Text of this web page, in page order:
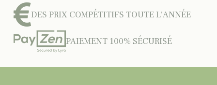
DES PRIX COMPÉTITIFS TOUTE L'ANNÉE
PAIEMENT 100% SÉCURISÉ